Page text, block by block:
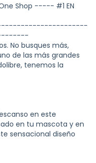
Shop ----- #1 EN
No busques más,
de las más grandes
tenemos la
en este
en tu mascota y en
sensacional diseño